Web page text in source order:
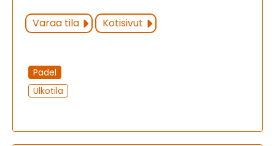
Varaa tila Kotisivut
Padel
Ulkotila